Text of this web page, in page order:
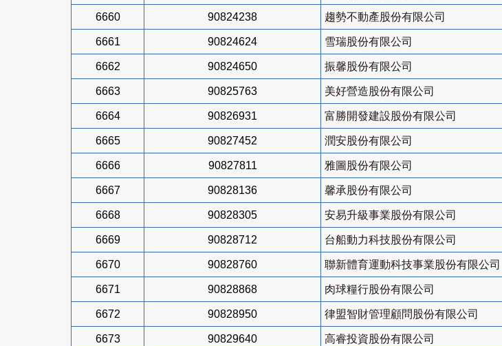
6660 90824238 趨勢不動產股份有限公司
6661 90824624 雪瑞股份有限公司
6662 90824650 振馨股份有限公司
6663 90825763 美好營造股份有限公司
6664 90826931 富勝開發建設股份有限公司
6665 90827452 潤安股份有限公司
6666 90827811 雅圖股份有限公司
6667 90828136 馨承股份有限公司
6668 90828305 安易升級事業股份有限公司
6669 90828712 台船動力科技股份有限公司
6670 90828760 聯新體育運動科技事業股份有限公司
6671 90828868 肉球糧行股份有限公司
6672 90828950 律盟智財管理顧問股份有限公司
6673 90829640 高睿投資股份有限公司